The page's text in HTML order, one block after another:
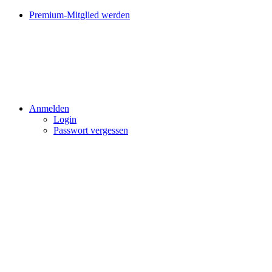
Premium-Mitglied werden
Anmelden
Login
Passwort vergessen